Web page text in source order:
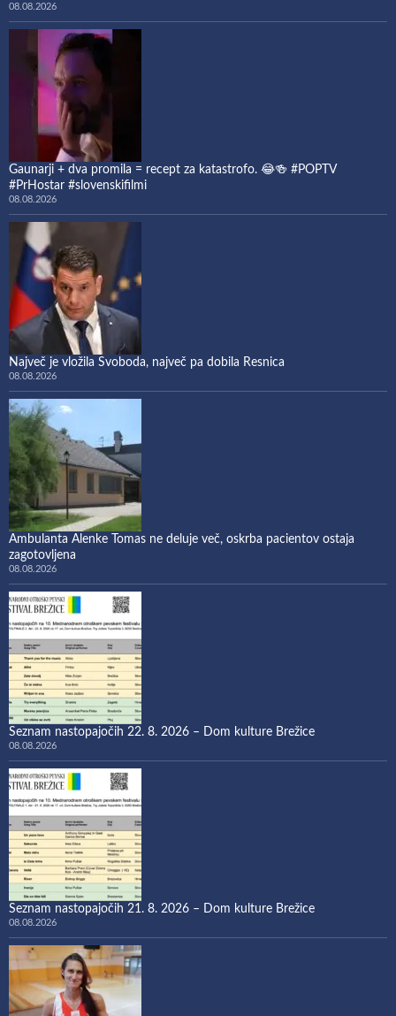
08.08.2026
Gaunarji + dva promila = recept za katastrofo. 😂🍻 #POPTV
#PrHostar #slovenskifilmi
08.08.2026
Največ je vložila Svoboda, največ pa dobila Resnica
08.08.2026
Ambulanta Alenke Tomas ne deluje več, oskrba pacientov ostaja
zagotovljena
08.08.2026
Seznam nastopajočih 22. 8. 2026 – Dom kulture Brežice
08.08.2026
Seznam nastopajočih 21. 8. 2026 – Dom kulture Brežice
08.08.2026